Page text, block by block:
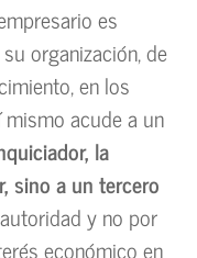
es
organización, de
en los
acude a un
la
sino a un tercero
y no por
económico en